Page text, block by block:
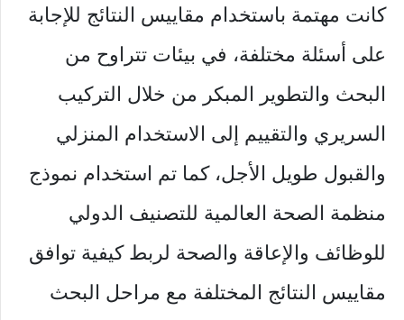
كانت مهتمة باستخدام مقاييس النتائج للإجابة
على أسئلة مختلفة، في بيئات تتراوح من
البحث والتطوير المبكر من خلال التركيب
السريري والتقييم إلى الاستخدام المنزلي
والقبول طويل الأجل، كما تم استخدام نموذج
منظمة الصحة العالمية للتصنيف الدولي
للوظائف والإعاقة والصحة لربط كيفية توافق
مقاييس النتائج المختلفة مع مراحل البحث